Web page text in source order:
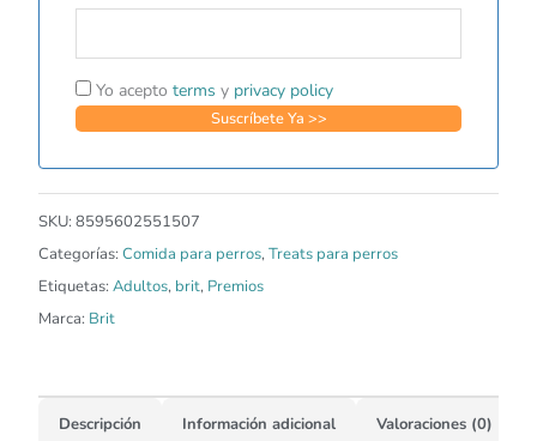
Yo acepto terms y privacy policy
SKU: 8595602551507
Categorías: Comida para perros,Treats para perros
Etiquetas: Adultos, brit, Premios
Marca: Brit
Descripción Información adicional Valoraciones (0)